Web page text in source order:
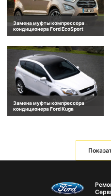
Замена муфты компрессора
кондиционера Ford EcoSport
Замена муфты компрессора
кондиционера Ford Kuga